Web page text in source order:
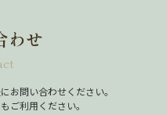
わせ
お問い合わせください。
ご利用ください。